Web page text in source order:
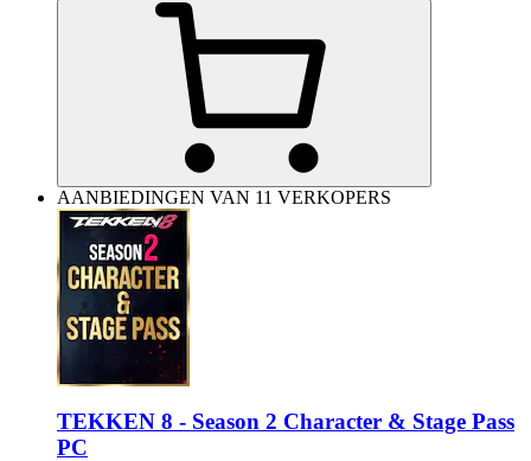
AANBIEDINGEN VAN 11 VERKOPERS
TEKKEN 8 - Season 2 Character & Stage Pass
PC